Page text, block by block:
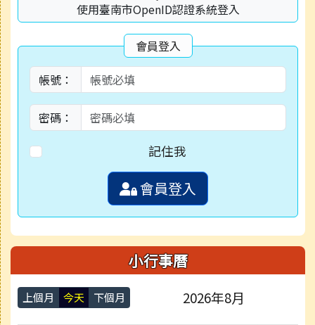
使用臺南市OpenID認證系統登入
會員登入
帳號：
密碼：
記住我
會員登入
小行事曆
上個月 今天 下個月 2026年8月